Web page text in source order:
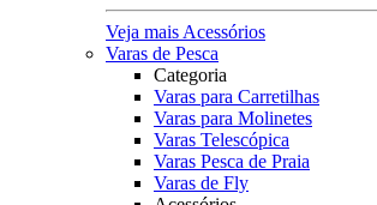
Veja mais Acessórios
Varas de Pesca
Categoria
Varas para Carretilhas
Varas para Molinetes
Varas Telescópica
Varas Pesca de Praia
Varas de Fly